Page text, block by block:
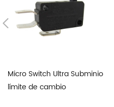
Micro Switch Ultra Subminio
límite de cambio